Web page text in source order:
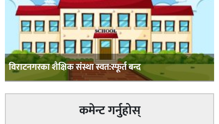
विराटनगरका शैक्षिक संस्था स्वत:स्फूर्त बन्द
कमेन्ट गर्नुहोस्